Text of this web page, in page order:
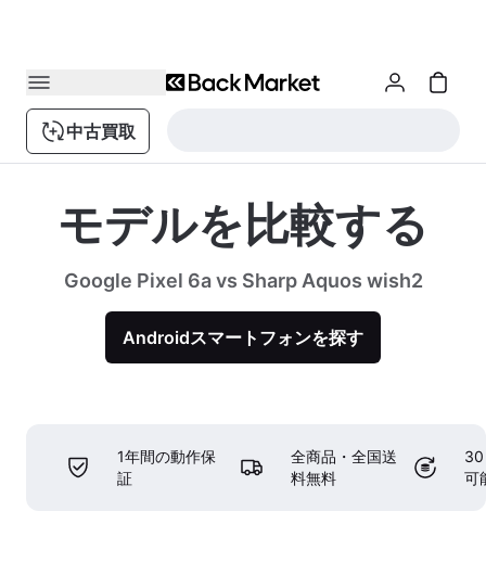
中古買取
モデルを比較する
Google Pixel 6a vs Sharp Aquos wish2
Androidスマートフォンを探す
1年間の動作保
証
全商品・全国送
料無料
30
可